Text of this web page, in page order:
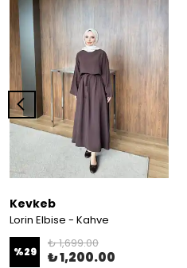
Kevkeb
Lorin Elbise - Kahve
%29
₺ 1,699.00
₺ 1,200.00